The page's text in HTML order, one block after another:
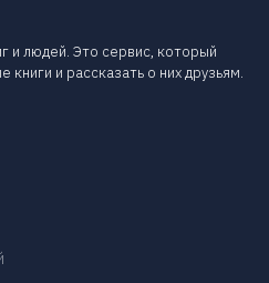
и людей. Это сервис, который
и рассказать о них друзьям.